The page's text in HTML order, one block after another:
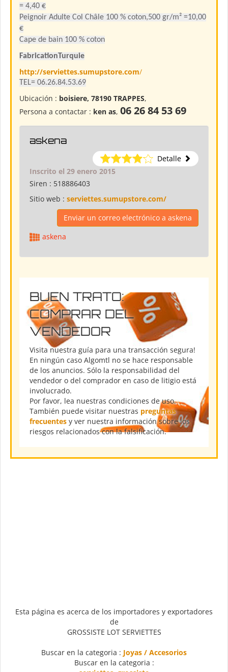
= 4,40 €
Peignoir Adulte Col Châle 100 % coton,500 gr/m² =10,00
€
Cape de bain 100 % coton
FabricationTurquie
http://serviettes.sumupstore.com/
TEL= 06.26.84.53.69
Ubicación : boisiere, 78190 TRAPPES,
Persona a contactar : ken as, 06 26 84 53 69
askena
Detalle
Inscrito el 29 enero 2015
Siren : 518886403
Sitio web : serviettes.sumupstore.com/
Enviar un correo electrónico a askena
askena
BUEN TRATO:
COMPRAR DEL
VENDEDOR
Visita nuestra guía para una transacción segura!
En ningún caso Algomtl no se hace responsable
de los anuncios. Sólo la responsabilidad del
vendedor o del comprador en caso de litigio está
involucrado.
Por favor, lea nuestras condiciones de uso.
También puede visitar nuestras preguntas
frecuentes y ver nuestra información sobre los
riesgos relacionados con la falsificación.
Esta página es acerca de los importadores y exportadores
de
GROSSISTE LOT SERVIETTES
Buscar en la categoria : Joyas / Accesorios
Buscar en la categoria :